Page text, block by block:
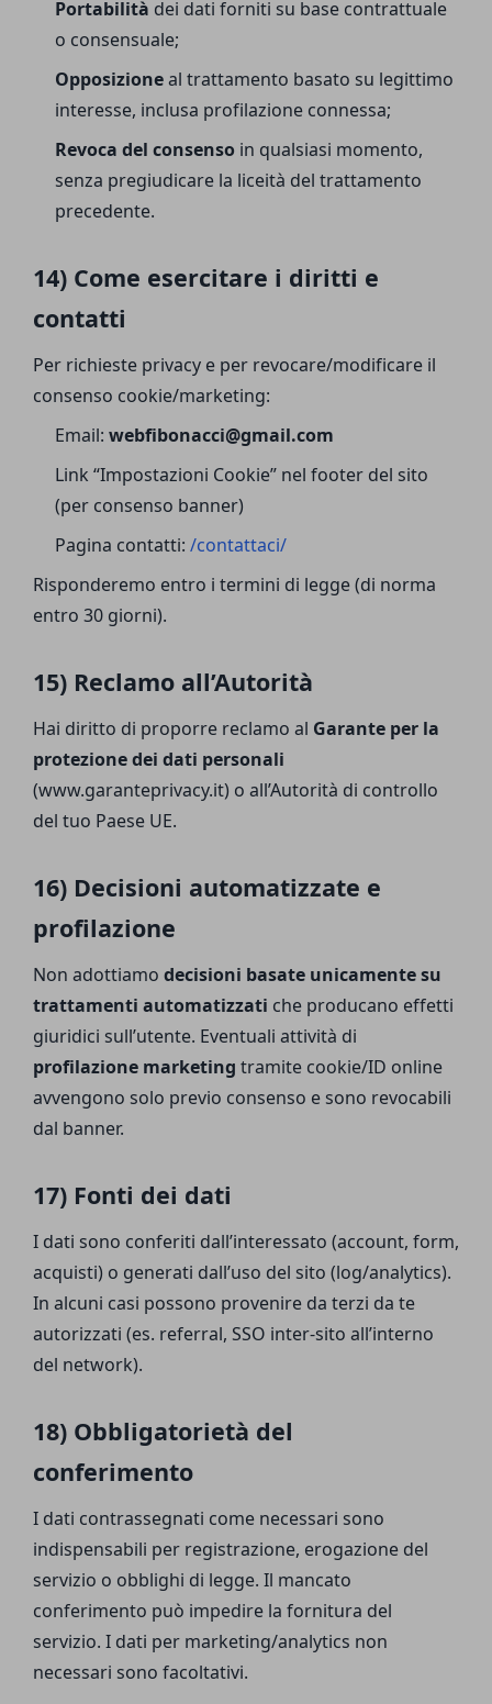
Portabilità dei dati forniti su base contrattuale
o consensuale;
Opposizioneal trattamento basato su legittimo
interesse, inclusa profilazione connessa;
Revoca del consenso in qualsiasi momento,
senza pregiudicare la liceità del trattamento
precedente.
14) Come esercitare i diritti e
contatti
Per richieste privacy e per revocare/modificare il
consenso cookie/marketing:
Email: webfibonacci@gmail.com
Link “Impostazioni Cookie” nel footer del sito
(per consenso banner)
Pagina contatti: /contattaci/
Risponderemo entro i termini di legge (di norma
entro 30 giorni).
15) Reclamo all’Autorità
Hai diritto di proporre reclamo al Garante per la
protezione dei dati personali
(www.garanteprivacy.it) o all’Autorità di controllo
del tuo Paese UE.
16) Decisioni automatizzate e
profilazione
Non adottiamo decisioni basate unicamente su
trattamenti automatizzati che producano effetti
giuridici sull’utente. Eventuali attività di
profilazione marketing tramite cookie/ID online
avvengono solo previo consenso e sono revocabili
dal banner.
17) Fonti dei dati
I dati sono conferiti dall’interessato (account, form,
acquisti) o generati dall’uso del sito (log/analytics).
In alcuni casi possono provenire da terzi da te
autorizzati (es. referral, SSO inter-sito all’interno
del network).
18) Obbligatorietà del
conferimento
I dati contrassegnati come necessari sono
indispensabili per registrazione, erogazione del
servizio o obblighi di legge. Il mancato
conferimento può impedire la fornitura del
servizio. I dati per marketing/analytics non
necessari sono facoltativi.